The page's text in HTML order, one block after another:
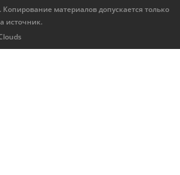
материалов допускается только
источник.